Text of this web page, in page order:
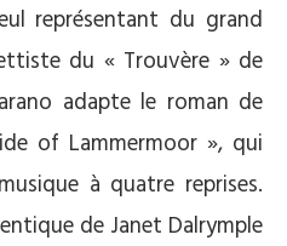
représentant du grand
du « Trouvère » de
adapte le roman de
of Lammermoor », qui
à quatre reprises.
de Janet Dalrymple